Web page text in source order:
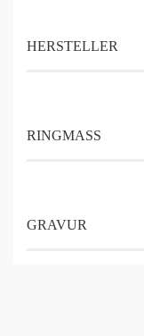
HERSTELLER
RINGMASS
GRAVUR